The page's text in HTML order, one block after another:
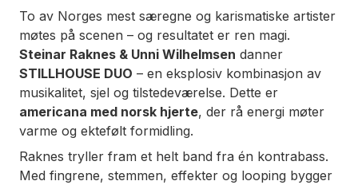
To av Norges mest særegne og karismatiske artister
møtes på scenen – og resultatet er ren magi.
Steinar Raknes & Unni Wilhelmsen danner
STILLHOUSE DUO – en eksplosiv kombinasjon av
musikalitet, sjel og tilstedeværelse. Dette er
americana med norsk hjerte, der rå energi møter
varme og ektefølt formidling.
Raknes tryller fram et helt band fra én kontrabass.
Med fingrene, stemmen, effekter og looping bygger